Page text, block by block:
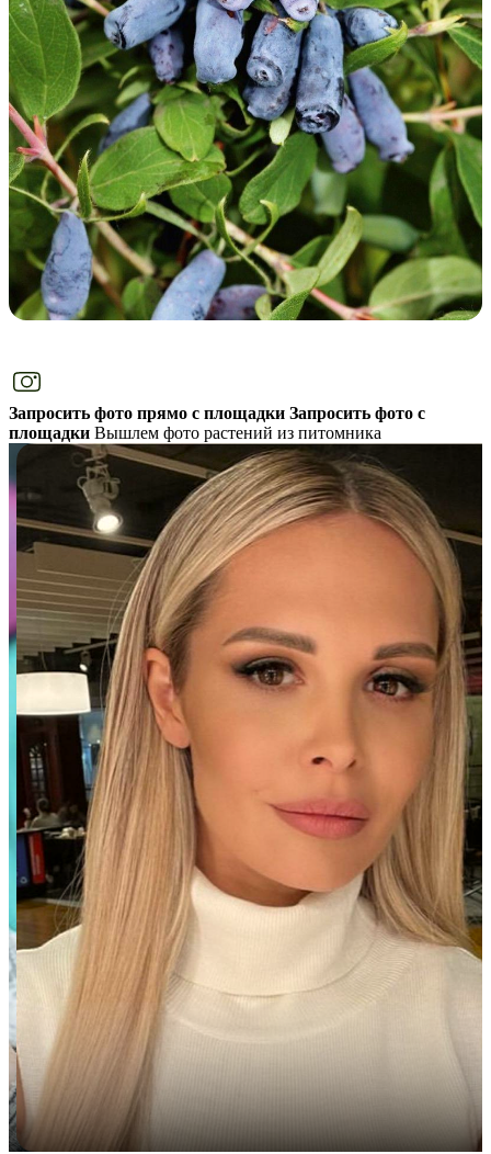
Запросить фото прямо с площадки Запросить фото с
площадки Вышлем фото растений из питомника